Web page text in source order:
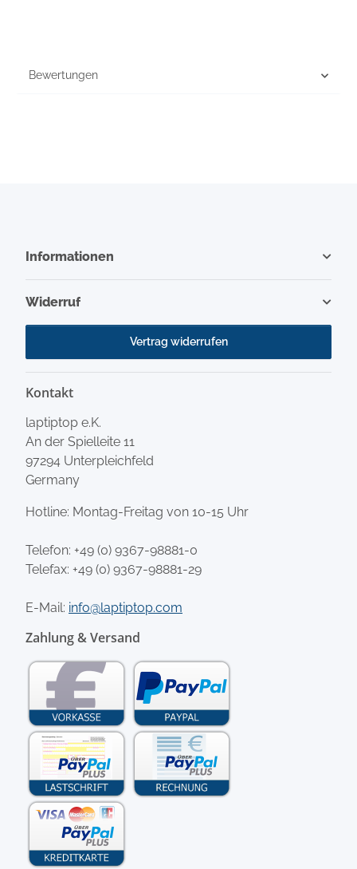
Bewertungen
Informationen
Widerruf
Vertrag widerrufen
Kontakt
laptiptop e.K.
An der Spielleite 11
97294 Unterpleichfeld
Germany
Hotline: Montag-Freitag von 10-15 Uhr
Telefon: +49 (0) 9367-98881-0
Telefax: +49 (0) 9367-98881-29
E-Mail: info@laptiptop.com
Zahlung & Versand